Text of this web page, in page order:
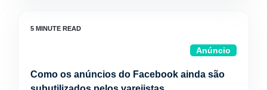
Anúncio
Como os anúncios do Facebook ainda são